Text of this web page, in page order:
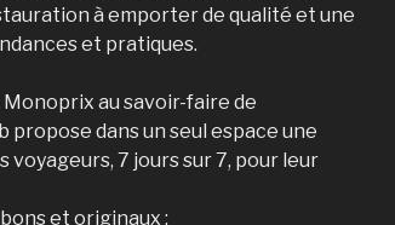
à emporter de qualité et une
et pratiques.
au savoir-faire de
propose dans un seul espace une
7 jours sur 7, pour leur
et originaux ;